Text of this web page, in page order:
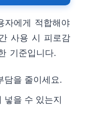
자에게 적합해야
사용 시 피로감
기준입니다.
담을 줄이세요.
넣을 수 있는지